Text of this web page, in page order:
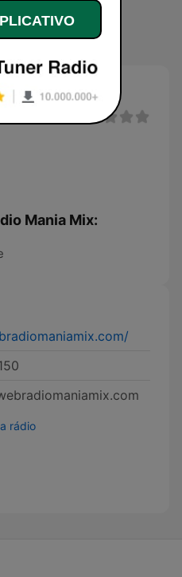
Mix
Mania Mix:
rádio